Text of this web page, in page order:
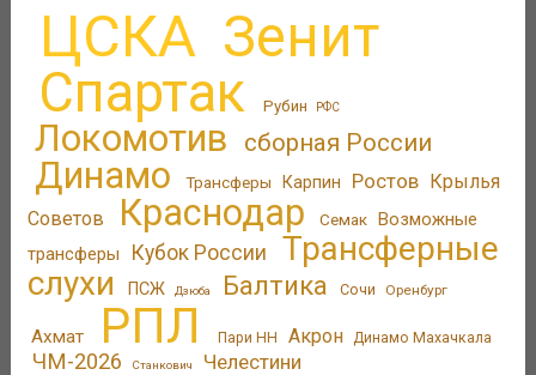
ЦСКА Зенит
Спартак Рубин РФС
Локомотив сборная России
Динамо Трансферы Карпин Ростов Крылья
Советов
Краснодар Семак Возможные
трансферы
Кубок России
Трансферные
слухи
ПСЖ Дзюба Балтика Сочи Оренбург
Ахмат РПЛ Пари НН Акрон Динамо Махачкала
ЧМ-2026 Станкович Челестини